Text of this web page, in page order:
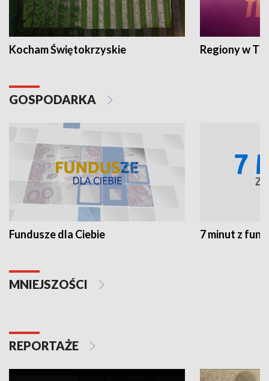
Kocham Świętokrzyskie Regiony w
GOSPODARKA
Fundusze dla Ciebie 7 minut z
MNIEJSZOŚCI
REPORTAŻE